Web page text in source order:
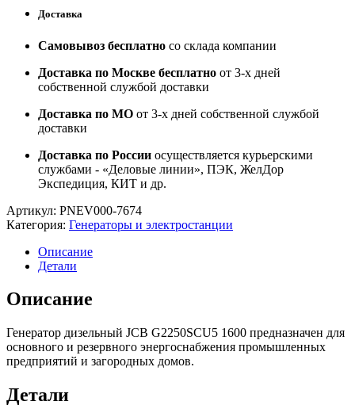
Доставка
Самовывоз бесплатно со склада компании
Доставка по Москве бесплатно от 3-х дней
собственной службой доставки
Доставка по МО от 3-х дней собственной службой
доставки
Доставка по России осуществляется курьерскими
службами - «Деловые линии», ПЭК, ЖелДор
Экспедиция, КИТ и др.
Артикул: PNEV000-7674
Категория: Генераторы и электростанции
Описание
Детали
Описание
Генератор дизельный JCB G2250SCU5 1600 предназначен для
основного и резервного энергоснабжения промышленных
предприятий и загородных домов.
Детали